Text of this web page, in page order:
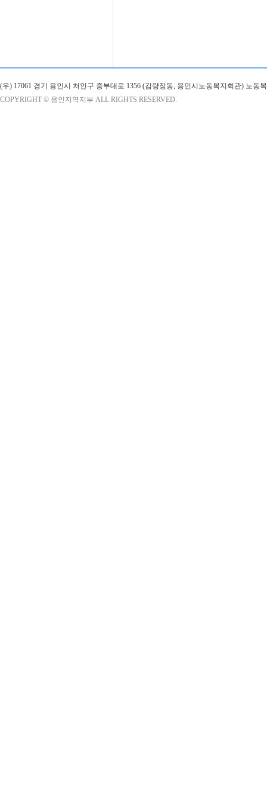
(우) 17061 경기 용인시 처인구 중부대로 1356 (김량장동, 용인시노동복지회관) 노동
COPYRIGHT © 용인지역지부 ALL RIGHTS RESERVED.